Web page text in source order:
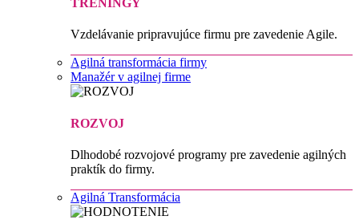
TRÉNINGY
Vzdelávanie pripravujúce firmu pre zavedenie Agile.
Agilná transformácia firmy
Manažér v agilnej firme
ROZVOJ
Dlhodobé rozvojové programy pre zavedenie agilných
praktík do firmy.
Agilná Transformácia